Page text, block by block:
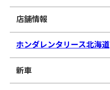
店舗情報
ホンダレンタリース北海道
新車